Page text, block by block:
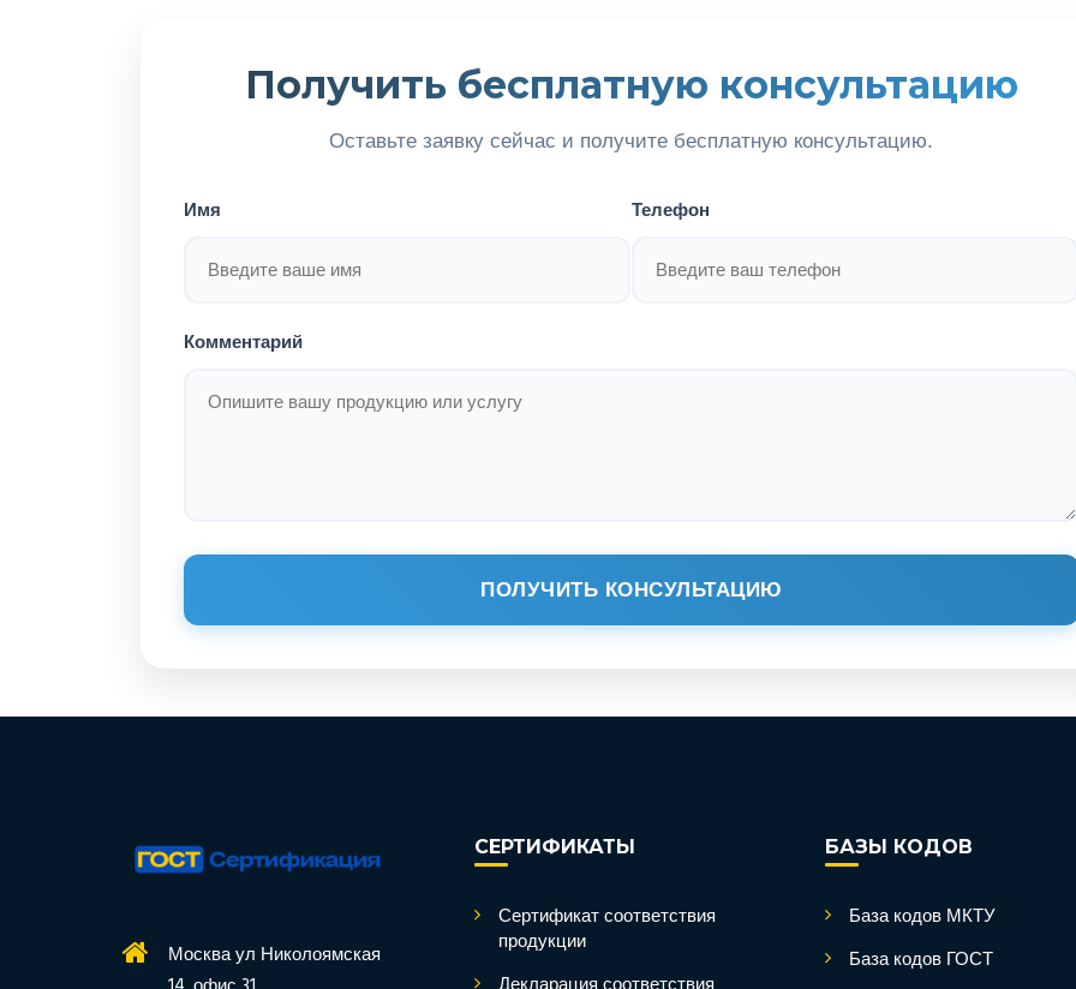
Получить бесплатную консультацию
Оставьте заявку сейчас и получите бесплатную консультацию.
Имя Телефон
Комментарий
ПОЛУЧИТЬ КОНСУЛЬТАЦИЮ
Москва ул Николоямская
СЕРТИФИКАТЫ
Сертификат соответствия
продукции
БАЗЫ КОДОВ
База кодов МКТУ
База кодов ГОСТ